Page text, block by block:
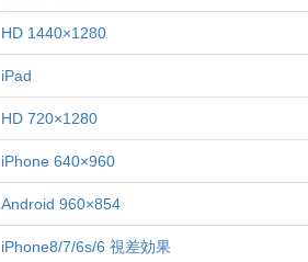
HD 1440×1280
iPad
HD 720×1280
iPhone 640×960
Android 960×854
iPhone8/7/6s/6 視差効果